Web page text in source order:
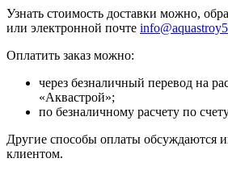
Узнать стоимость доставки можно,
или электронной почте
Оплатить заказ можно:
через безналичный перевод на
«Аквастрой»;
по безналичному расчету по
Другие способы оплаты обсуждаются
клиентом.